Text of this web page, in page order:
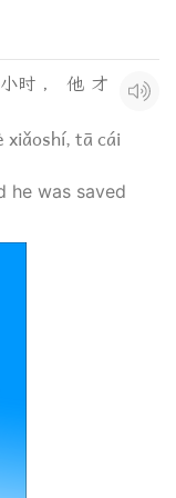
时 ， 他 才
xiǎoshí, tā cái
he was saved